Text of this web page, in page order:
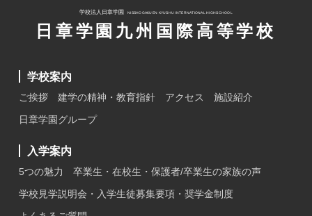
学校法人日章学園 NISSHOGAKUEN KYUSHU INTERNATIONAL HIGHSCHOOL
日章学園九州国際高等学校
学校案内
ご挨拶 建学の精神・教育指針 アクセス
施設紹介
日章学園グループ
入学案内
5つの魅力
卒業生・在校生・保護者/卒業生の家族の声
学校見学説明会・入学生徒募集要項・奨学金制度